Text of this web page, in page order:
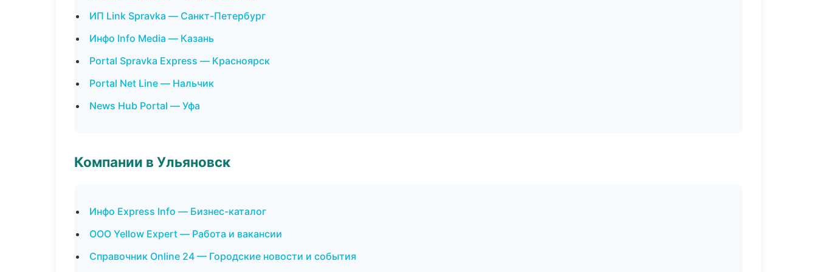
ИП Link Spravka — Санкт-Петербург
Инфо Info Media — Казань
Portal Spravka Express — Красноярск
Portal Net Line — Нальчик
News Hub Portal — Уфа
Компании в Ульяновск
Инфо Express Info — Бизнес-каталог
ООО Yellow Expert — Работа и вакансии
Справочник Online 24 — Городские новости и события